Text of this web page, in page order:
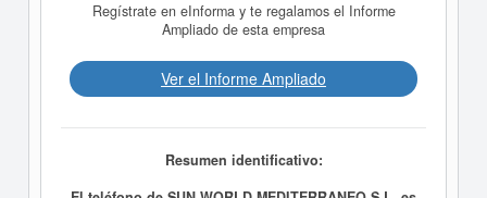
Regístrate en eInforma y te regalamos el Informe
Ampliado de esta empresa
Ver el Informe Ampliado
Resumen identificativo: